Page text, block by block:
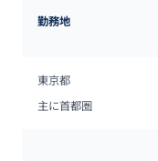
勤務地
東京都
主に首都圏